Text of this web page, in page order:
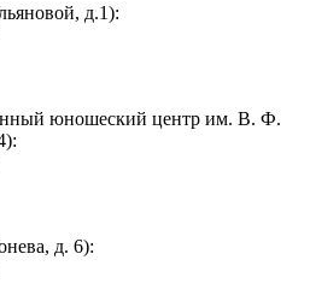
д.1):
юношеский центр им. В. Ф.
д. 6):